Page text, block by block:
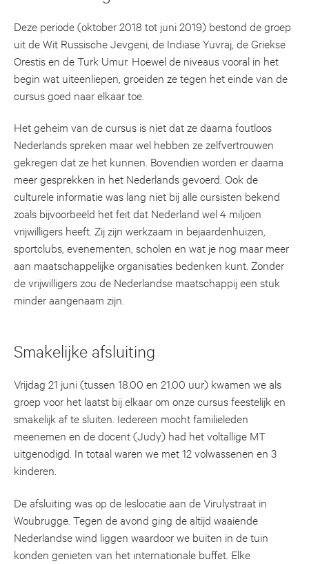
Deze periode (oktober 2018 tot juni 2019) bestond de groep
uit de Wit Russische Jevgeni, de Indiase Yuvraj, de Griekse
Orestis en de Turk Umur. Hoewel de niveaus vooral in het
begin wat uiteenliepen, groeiden ze tegen het einde van de
cursus goed naar elkaar toe.
Het geheim van de cursus is niet dat ze daarna foutloos
Nederlands spreken maar wel hebben ze zelfvertrouwen
gekregen dat ze het kunnen. Bovendien worden er daarna
meer gesprekken in het Nederlands gevoerd. Ook de
culturele informatie was lang niet bij alle cursisten bekend
zoals bijvoorbeeld het feit dat Nederland wel 4 miljoen
vrijwilligers heeft. Zij zijn werkzaam in bejaardenhuizen,
sportclubs, evenementen, scholen en wat je nog maar meer
aan maatschappelijke organisaties bedenken kunt. Zonder
de vrijwilligers zou de Nederlandse maatschappij een stuk
minder aangenaam zijn.
Smakelijke afsluiting
Vrijdag 21 juni (tussen 18.00 en 21.00 uur) kwamen we als
groep voor het laatst bij elkaar om onze cursus feestelijk en
smakelijk af te sluiten. Iedereen mocht familieleden
meenemen en de docent (Judy) had het voltallige MT
uitgenodigd. In totaal waren we met 12 volwassenen en 3
kinderen.
De afsluiting was op de leslocatie aan de Virulystraat in
Woubrugge. Tegen de avond ging de altijd waaiende
Nederlandse wind liggen waardoor we buiten in de tuin
konden genieten van het internationale buffet. Elke